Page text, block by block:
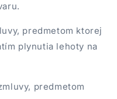
predmetom ktorej
plynutia lehoty na
predmetom